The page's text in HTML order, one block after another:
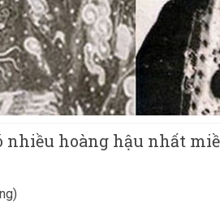
nhiều hoàng hậu nhất